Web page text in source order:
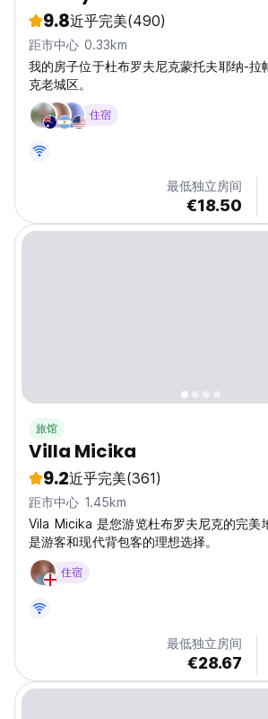
9.8近乎完美(490)
距市中心 0.33km
我的房子位于杜布罗夫尼克蒙托夫耶纳-拉
克老城区。
住宿
最低独立房间
€18.50
旅馆
Villa Micika
9.2近乎完美(361)
距市中心 1.45km
Vila Micika 是您游览杜布罗夫尼克的完美
是游客和现代背包客的理想选择。
住宿
最低独立房间
€28.67